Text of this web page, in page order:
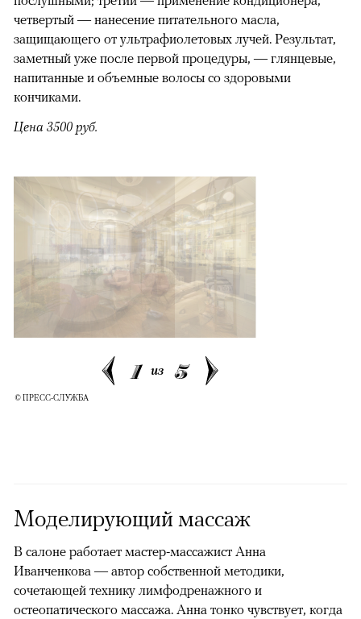
четвертый — нанесение питательного масла,
защищающего от ультрафиолетовых лучей. Результат,
заметный уже после первой процедуры, — глянцевые,
напитанные и объемные волосы со здоровыми
кончиками.
Цена 3500 руб.
1 из 5
© ПРЕСС-СЛУЖБА
Моделирующий массаж
В салоне работает мастер-массажист Анна
Иванченкова — автор собственной методики,
сочетающей технику лимфодренажного и
остеопатического массажа. Анна тонко чувствует, когда